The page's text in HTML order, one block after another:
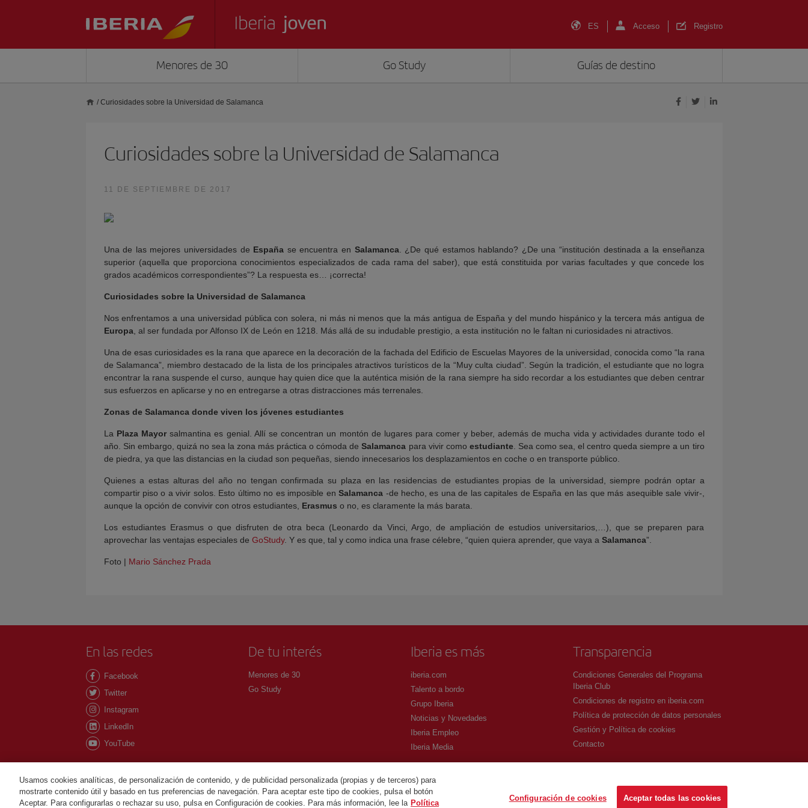
ES Acceso Registro
Menores de 30 Go Study Guías de destino
/ Curiosidades sobre la Universidad de Salamanca
Curiosidades sobre la Universidad de Salamanca
11 DE SEPTIEMBRE DE 2017
Una de las mejores universidades de España se encuentra en Salamanca. ¿De qué estamos hablando? ¿De una “institución destinada a la enseñanza
superior (aquella que proporciona conocimientos especializados de cada rama del saber), que está constituida por varias facultades y que concede los
grados académicos correspondientes”? La respuesta es… ¡correcta!
Curiosidades sobre la Universidad de Salamanca
Nos enfrentamos a una universidad pública con solera, ni más ni menos que la más antigua de España y del mundo hispánico y la tercera más antigua de
Europa, al ser fundada por Alfonso IX de León en 1218. Más allá de su indudable prestigio, a esta institución no le faltan ni curiosidades ni atractivos.
Una de esas curiosidades es la rana que aparece en la decoración de la fachada del Edificio de Escuelas Mayores de la universidad, conocida como “la rana
de Salamanca”, miembro destacado de la lista de los principales atractivos turísticos de la “Muy culta ciudad”. Según la tradición, el estudiante que no logra
encontrar la rana suspende el curso, aunque hay quien dice que la auténtica misión de la rana siempre ha sido recordar a los estudiantes que deben centrar
sus esfuerzos en aplicarse y no en entregarse a otras distracciones más terrenales.
Zonas de Salamanca donde viven los jóvenes estudiantes
La Plaza Mayorsalmantina es genial. Allí se concentran un montón de lugares para comer y beber, además de mucha vida y actividades durante todo el
año. Sin embargo, quizá no sea la zona más práctica o cómoda deSalamanca para vivir como estudiante. Sea como sea, el centro queda siempre a un tiro
de piedra, ya que las distancias en la ciudad son pequeñas, siendo innecesarios los desplazamientos en coche o en transporte público.
Quienes a estas alturas del año no tengan confirmada su plaza en las residencias de estudiantes propias de la universidad, siempre podrán optar a
compartir piso o a vivir solos. Esto último no es imposible enSalamanca -de hecho, es una de las capitales de España en las que más asequible sale vivir-,
aunque la opción de convivir con otros estudiantes, Erasmus o no, es claramente la más barata.
Los estudiantes Erasmus o que disfruten de otra beca (Leonardo da Vinci, Argo, de ampliación de estudios universitarios,…), que se preparen para
aprovechar las ventajas especiales de GoStudy. Y es que, tal y como indica una frase célebre, “quien quiera aprender, que vaya a Salamanca”.
Foto | Mario Sánchez Prada
En las redes
Facebook
Twitter
Instagram
LinkedIn
YouTube
De tu interés
Menores de 30
Go Study
Iberia es más
iberia.com
Talento a bordo
Grupo Iberia
Noticias y Novedades
Iberia Empleo
Iberia Media
Transparencia
Condiciones Generales del Programa
Iberia Club
Condiciones de registro en iberia.com
Política de protección de datos personales
Gestión y Política de cookies
Contacto
©Iberia Joven 2026. Todos los derechos reservados.
Usamos cookies analíticas, de personalización de contenido, y de publicidad personalizada (propias y de terceros) para
mostrarte contenido útil y basado en tus preferencias de navegación. Para aceptar este tipo de cookies, pulsa el botón
Aceptar. Para configurarlas o rechazar su uso, pulsa en Configuración de cookies. Para más información, lee la Política
Configuración de cookies Aceptar todas las cookies